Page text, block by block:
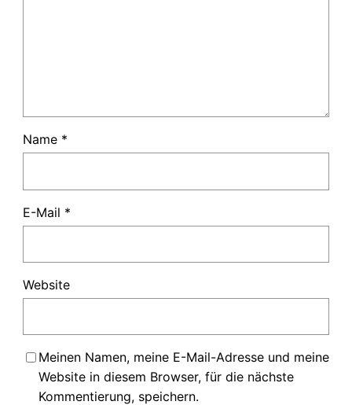
Name *
E-Mail *
Website
Meinen Namen, meine E-Mail-Adresse und meine
Website in diesem Browser, für die nächste
Kommentierung, speichern.